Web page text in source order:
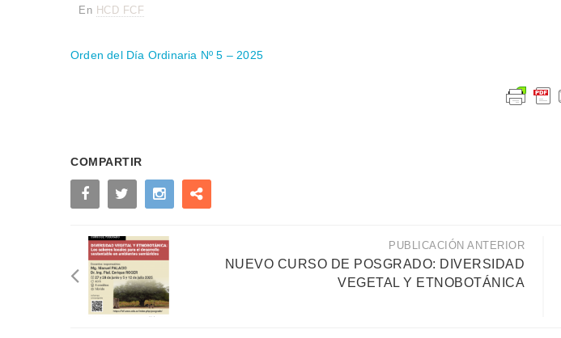
En HCD FCF
Orden del Día Ordinaria Nº 5 – 2025
COMPARTIR
PUBLICACIÓN ANTERIOR
NUEVO CURSO DE POSGRADO: DIVERSIDAD
VEGETAL Y ETNOBOTÁNICA